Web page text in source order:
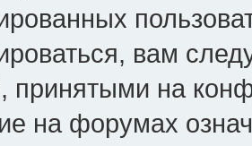
вам
принятыми на
на форумах